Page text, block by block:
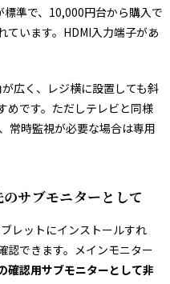
準で、10,000円台から購入で
ています。HDMI入力端子があ
広く、レジ横に設置しても斜
めです。ただしテレビと同様
常時監視が必要な場合は専用
サブモニターとして
レットにインストールすれ
認できます。メインモニター
確認用サブモニターとして非